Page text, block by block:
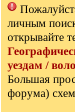
личным
открывайте
уездам /
Большая
форума)